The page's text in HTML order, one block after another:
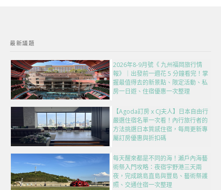
最新議題
2026年8-9月號《 九州福岡旅行情
報》｜出發前一週花 5 分鐘看完！掌
握最值得去的新景點、限定活動、私
房一日遊、住宿優惠一次整理
【Agoda訂房 x CJ夫人】日本自由行
嚴選住宿名單一次看！內行旅行者的
方法挑選日本質感住宿，每周更新專
屬訂房優惠與折扣碼
每天醒來都是不同的海！瀨戶內海藝
術祭入門攻略：夜宿宇野港三天兩
夜，完成跳島直島與豐島、藝術祭護
照、交通住宿一次整理